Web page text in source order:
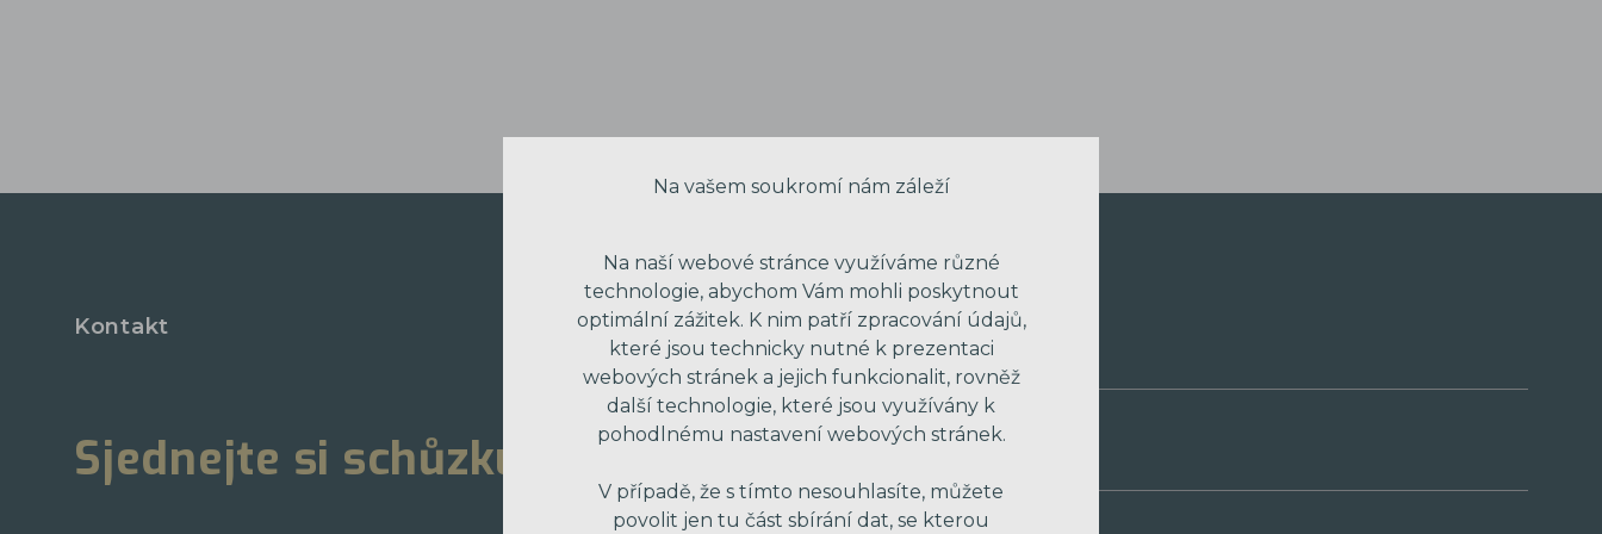
Kontakt
Sjednejte si schůzku
VAŠE JMÉNO
VÁŠ EMAIL
Na vašem soukromí nám záleží
Na naší webové stránce využíváme různé
technologie, abychom Vám mohli poskytnout
optimální zážitek. K nim patří zpracování údajů,
které jsou technicky nutné k prezentaci
webových stránek a jejich funkcionalit, rovněž
další technologie, které jsou využívány k
pohodlnému nastavení webových stránek.
V případě, že s tímto nesouhlasíte, můžete
povolit jen tu část sbírání dat, se kterou